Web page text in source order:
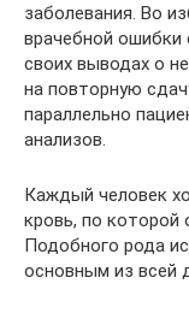
заболевания. Во
врачебной ошибки
своих выводах о
на повторную
параллельно
анализов.
Каждый человек
кровь, по которой
Подобного рода
основным из всей